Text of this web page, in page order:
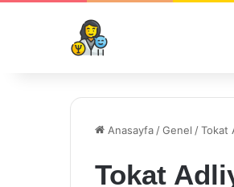
Anasayfa /Genel /Tokat
Tokat